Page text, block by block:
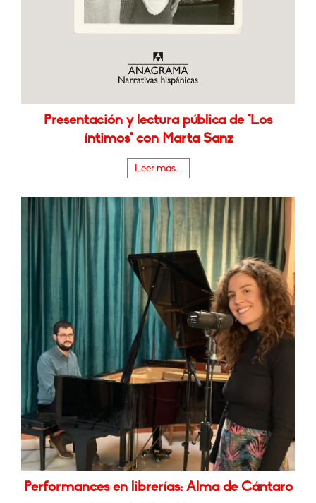
Presentación y lectura pública de "Los
íntimos" con Marta Sanz
Leer más...
Performances en librerías: Alma de Cántaro